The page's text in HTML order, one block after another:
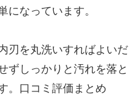
になっています。
刃を丸洗いすればよいだ
ずしっかりと汚れを落と
。口コミ評価まとめ